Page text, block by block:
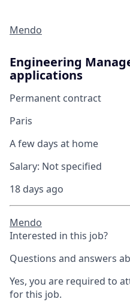
Mendo
Engineering
applications
Permanent contract
Paris
A few days at home
Salary: Not specified
18 days ago
Mendo
Interested in this job?
Questions and answers
Yes, you are required to
for this job.